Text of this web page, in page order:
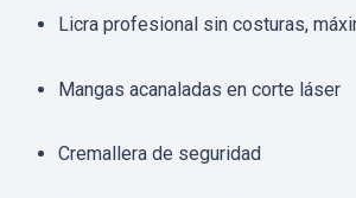
Licra profesional sin costuras,
Mangas acanaladas en corte láser
Cremallera de seguridad